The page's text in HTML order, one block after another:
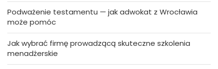
Podważenie testamentu — jak adwokat z Wrocławia
może pomóc
Jak wybrać firmę prowadzącą skuteczne szkolenia
menadżerskie